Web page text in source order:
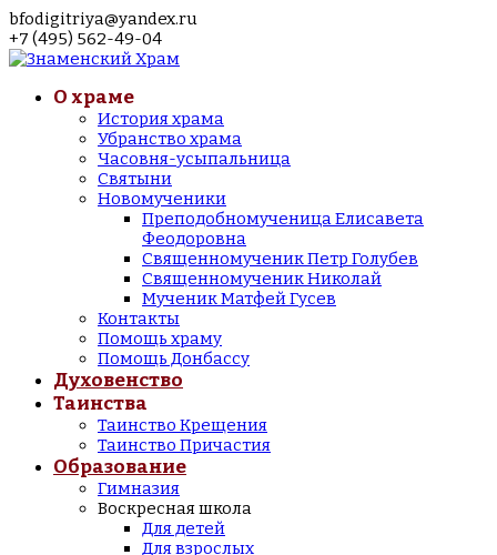
bfodigitriya@yandex.ru
+7 (495) 562-49-04
О храме
История храма
Убранство храма
Часовня-усыпальница
Святыни
Новомученики
Преподобномученица Елисавета
Феодоровна
Священномученик Петр Голубев
Священномученик Николай
Мученик Матфей Гусев
Контакты
Помощь храму
Помощь Донбассу
Духовенство
Таинства
Таинство Крещения
Таинство Причастия
Образование
Гимназия
Воскресная школа
Для детей
Для взрослых